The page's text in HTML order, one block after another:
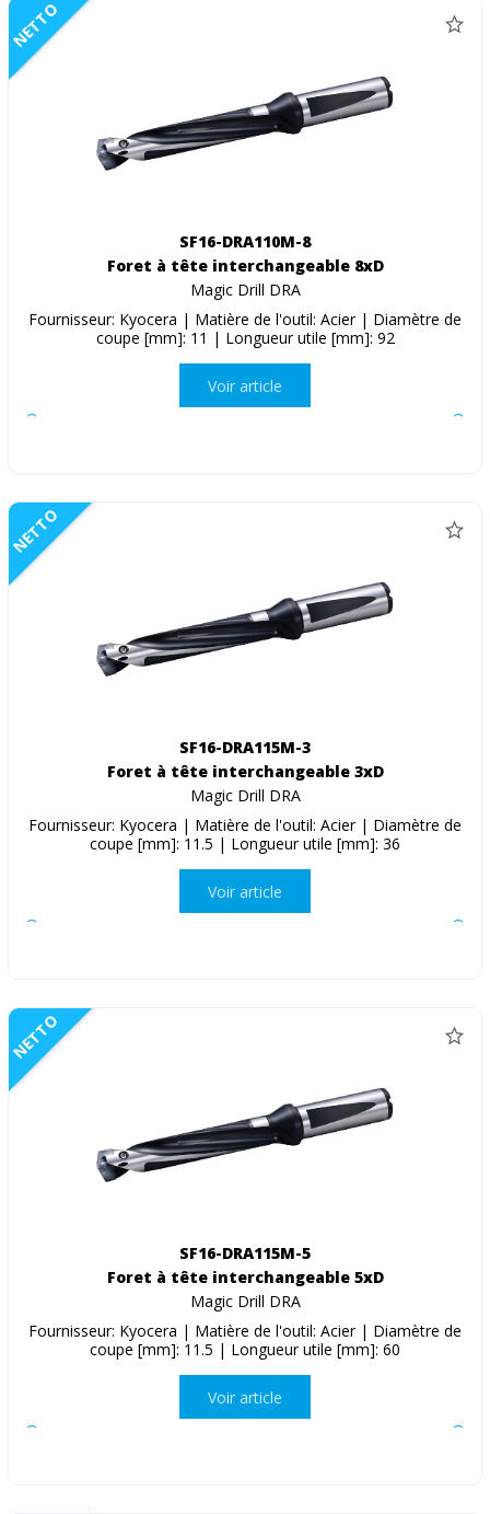
NETTO
SF16-DRA110M-8
Foret à tête interchangeable 8xD
Magic Drill DRA
Fournisseur: Kyocera | Matière de l'outil: Acier | Diamètre de
coupe [mm]: 11 | Longueur utile [mm]: 92
Voir article
NETTO
SF16-DRA115M-3
Foret à tête interchangeable 3xD
Magic Drill DRA
Fournisseur: Kyocera | Matière de l'outil: Acier | Diamètre de
coupe [mm]: 11.5 | Longueur utile [mm]: 36
Voir article
NETTO
SF16-DRA115M-5
Foret à tête interchangeable 5xD
Magic Drill DRA
Fournisseur: Kyocera | Matière de l'outil: Acier | Diamètre de
coupe [mm]: 11.5 | Longueur utile [mm]: 60
Voir article